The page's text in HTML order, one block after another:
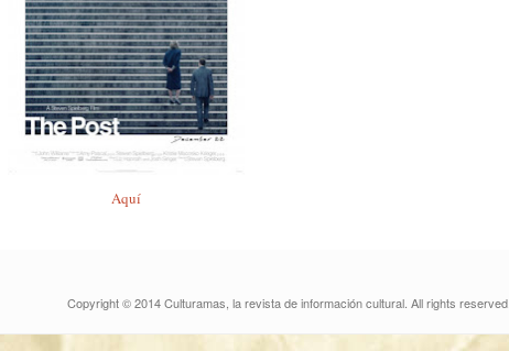
Aquí
Copyright © 2014 Culturamas, la revista de información cultural. All rights reserved.